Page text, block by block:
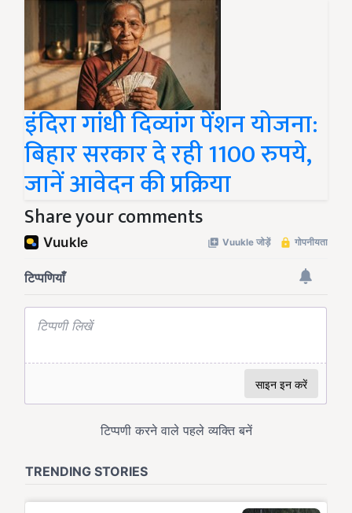
इंदिरा गांधी दिव्यांग पेंशन योजना:
बिहार सरकार दे रही 1100 रुपये,
जानें आवेदन की प्रक्रिया
Share your comments